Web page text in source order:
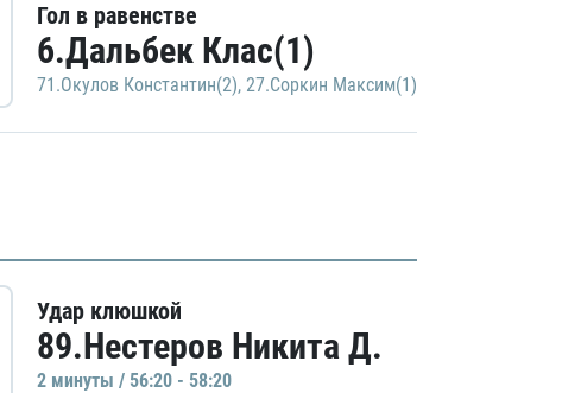
Гол в равенстве
6.Дальбек Клас(1)
71.Окулов Константин(2), 27.Соркин Максим(1)
Удар клюшкой
89.Нестеров Никита Д.
2 минуты / 56:20 - 58:20